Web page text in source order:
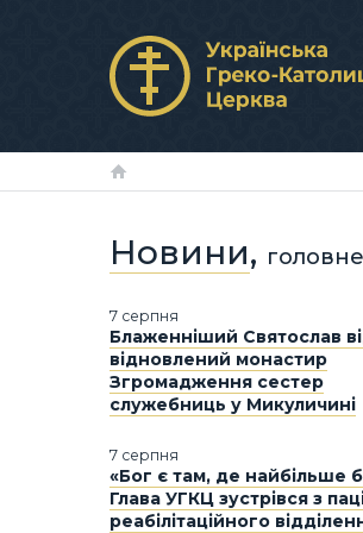
Новини, головне
7 серпня
Блаженніший Святослав
відновлений монастир
Згромадження сестер
служебниць у Микуличині
7 серпня
«Бог є там, де найбільше
Глава УГКЦ зустрівся з
реабілітаційного